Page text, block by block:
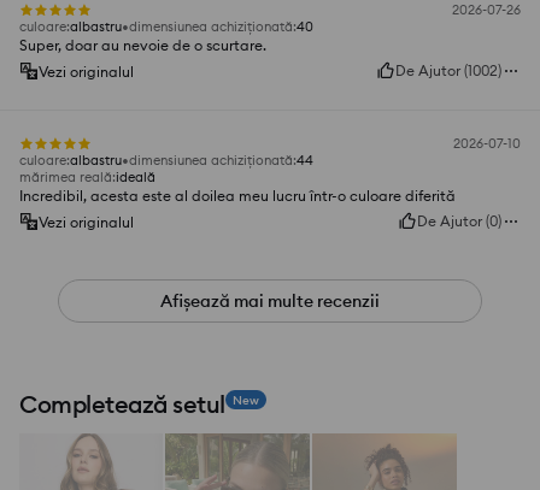
2026-07-26
culoare:albastru dimensiunea achiziționată:40
Super, doar au nevoie de o scurtare.
Vezi originalul
De Ajutor (1002)
2026-07-10
culoare:albastru dimensiunea achiziționată:44
mărimea reală:ideală
Incredibil, acesta este al doilea meu lucru într-o culoare diferită
Vezi originalul
De Ajutor (0)
Afișează mai multe recenzii
Completează setul New